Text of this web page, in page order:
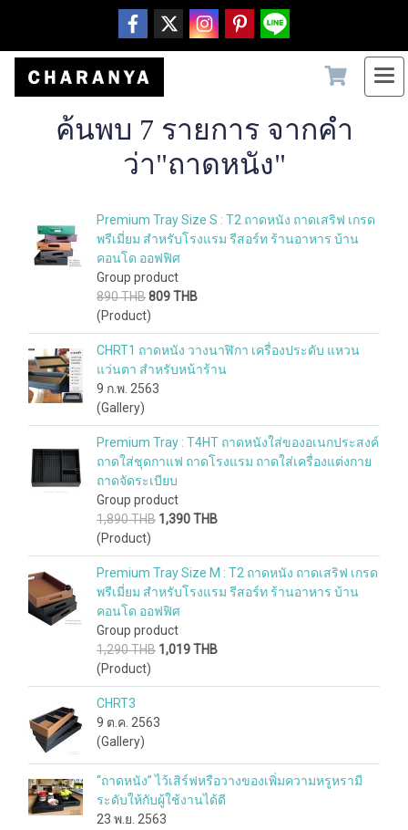
ค้นพบ 7 รายการ จากคำ
ว่า"ถาดหนัง"
Premium Tray Size S : T2 ถาดหนัง ถาดเสริฟ เกรด
พรีเมี่ยม สำหรับโรงแรม รีสอร์ท ร้านอาหาร บ้าน
คอนโด ออฟฟิศ
Group product
890 THB809 THB
(Product)
CHRT1 ถาดหนัง วางนาฬิกา เครื่องประดับ แหวน
แว่นตา สำหรับหน้าร้าน
9 ก.พ. 2563
(Gallery)
Premium Tray : T4HT ถาดหนังใส่ของอเนกประสงค์
ถาดใส่ชุดกาแฟ ถาดโรงแรม ถาดใส่เครื่องแต่งกาย
ถาดจัดระเบียบ
Group product
1,890 THB 1,390 THB
(Product)
Premium Tray Size M : T2 ถาดหนัง ถาดเสริฟ เกรด
พรีเมี่ยม สำหรับโรงแรม รีสอร์ท ร้านอาหาร บ้าน
คอนโด ออฟฟิศ
Group product
1,290 THB 1,019 THB
(Product)
CHRT3
9 ต.ค. 2563
(Gallery)
“ถาดหนัง” ไว้เสิร์ฟหรือวางของเพิ่มความหรูหรามี
ระดับให้กับผู้ใช้งานได้ดี
23 พ.ย. 2563